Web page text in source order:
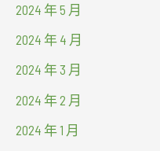
2024 年 5 月
2024 年 4 月
2024 年 3 月
2024 年 2 月
2024 年 1 月